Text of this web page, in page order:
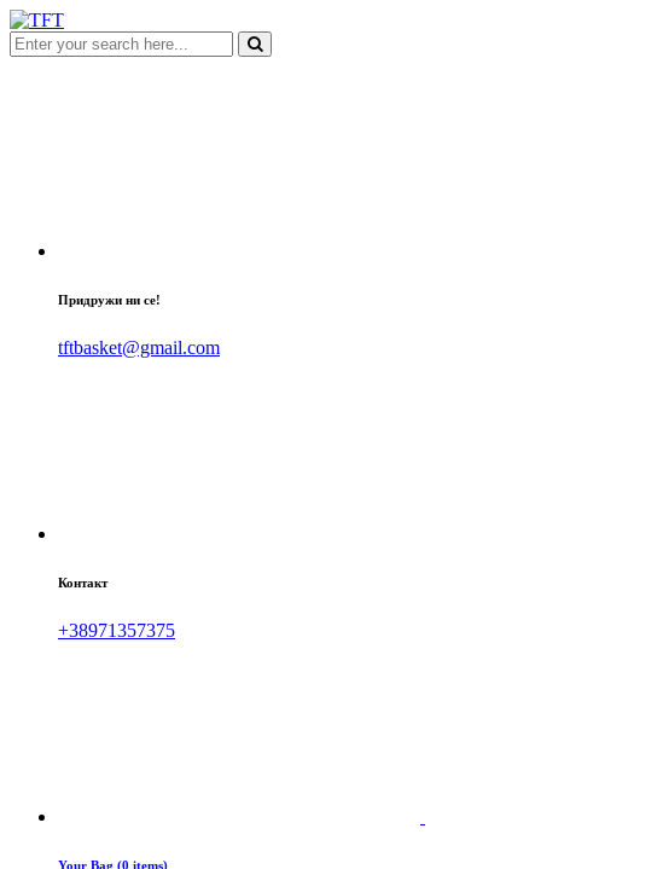
Придружи ни се!
tftbasket@gmail.com
Контакт
+38971357375
Your Bag (0 items)